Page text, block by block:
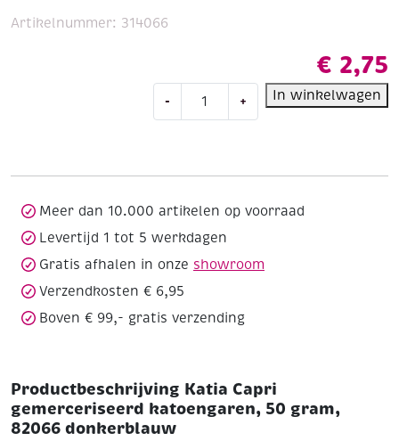
€ 2,75
-
82066
+ In winkelwagen
Artikelnummer: 314066
Meer dan 10.000 artikelen op voorraad
Levertijd 1 tot 5 werkdagen
Gratis afhalen in onze showroom
Verzendkosten € 6,95
Boven € 99,- gratis verzending
Productbeschrijving Katia Capri
gemerceriseerd katoengaren, 50 gram,
82066 donkerblauw